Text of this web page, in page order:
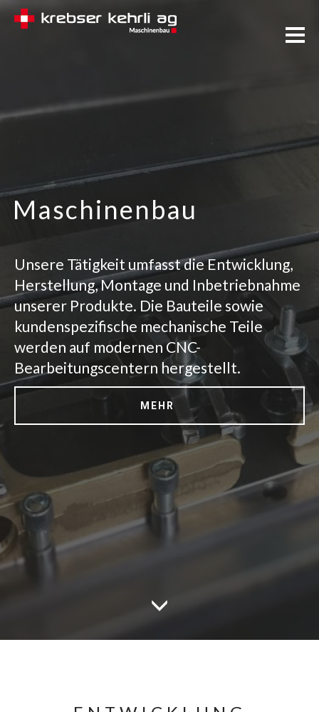
Maschinenbau
Unsere Tätigkeit umfasst die Entwicklung,
Herstellung, Montage und Inbetriebnahme
unserer Produkte. Die Bauteile sowie
kundenspezifische mechanische Teile
werden auf modernen CNC-
Bearbeitungscentern hergestellt.
MEHR